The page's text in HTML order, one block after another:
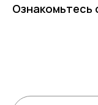
Ознакомьтесь